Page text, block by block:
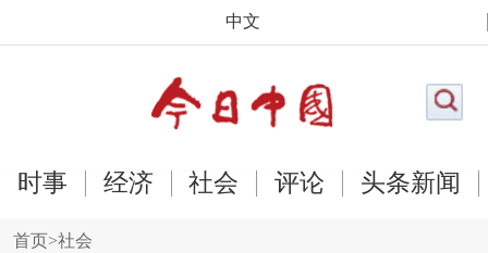
中文
时事 经济 社会 评论 头条新闻
首页>社会